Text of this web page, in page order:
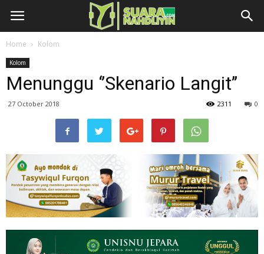
Home Kolom
Kolom
Menunggu ‘’Skenario Langit’’
27 October 2018 0
2311